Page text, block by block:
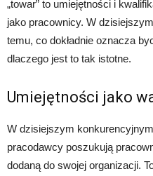
„towar” to umiejętności i
jako pracownicy. W
temu, co dokładnie oznacza
dlaczego jest to tak istotne.
Umiejętności jako
W dzisiejszym
pracodawcy poszukują
dodaną do swojej organizacji.